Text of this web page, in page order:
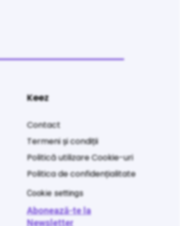
Keez
Contact
Termeni și condiții
Politică utilizare Cookie-uri
Politica de confidențialitate
Cookie settings
Abonează-te la
Newsletter